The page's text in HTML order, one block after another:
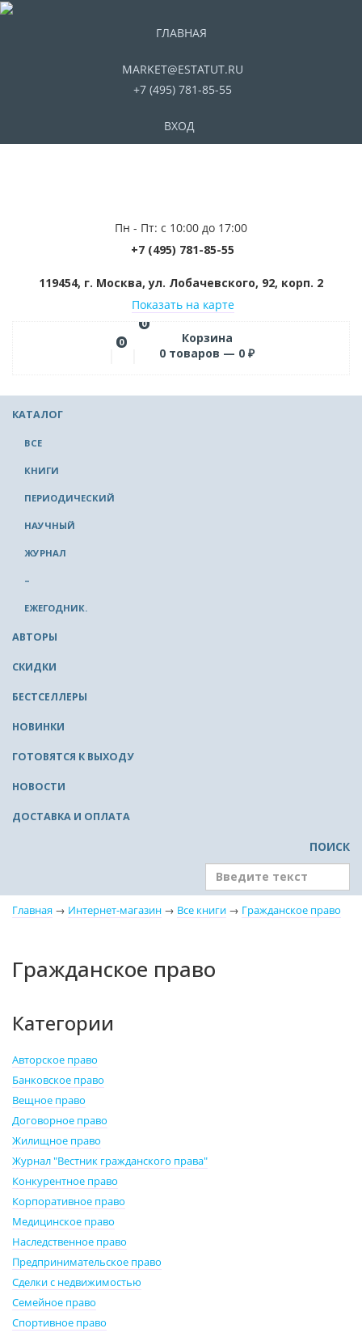
ГЛАВНАЯ
MARKET@ESTATUT.RU
+7 (495) 781-85-55
ВХОД
Пн - Пт: с 10:00 до 17:00
+7 (495) 781-85-55
119454, г. Москва, ул. Лобачевского, 92, корп. 2
Показать на карте
0
0
Корзина
0 товаров — 0 ₽
КАТАЛОГ
ВСЕ
КНИГИ
ПЕРИОДИЧЕСКИЙ
НАУЧНЫЙ
ЖУРНАЛ
–
ЕЖЕГОДНИК.
АВТОРЫ
СКИДКИ
БЕСТСЕЛЛЕРЫ
НОВИНКИ
ГОТОВЯТСЯ К ВЫХОДУ
НОВОСТИ
ДОСТАВКА И ОПЛАТА
ПОИСК
Главная → Интернет-магазин → Все книги → Гражданское право
Гражданское право
Категории
Авторское право
Банковское право
Вещное право
Договорное право
Жилищное право
Журнал "Вестник гражданского права"
Конкурентное право
Корпоративное право
Медицинское право
Наследственное право
Предпринимательское право
Сделки с недвижимостью
Семейное право
Спортивное право